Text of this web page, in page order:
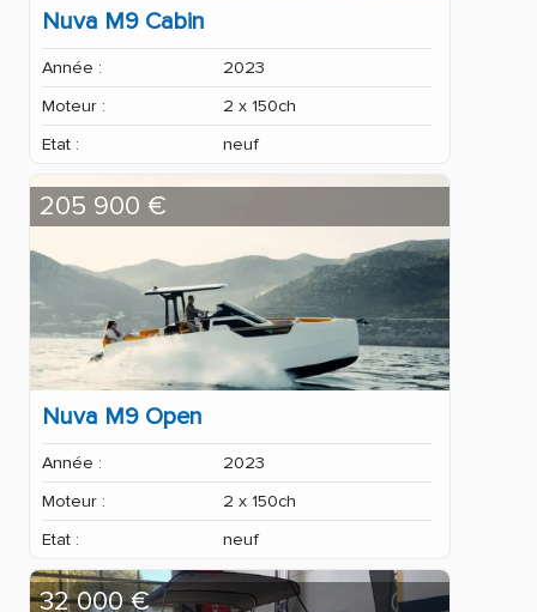
Nuva M9 Cabin
Année :
2023
Moteur :
2 x 150ch
Etat :
neuf
Nuva M9 Open
Année :
2023
Moteur :
2 x 150ch
Etat :
neuf
205 900 €
32 000 €